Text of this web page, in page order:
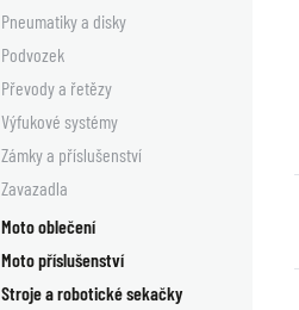
Pneumatiky a disky
Podvozek
Převody a řetězy
Výfukové systémy
Zámky a příslušenství
Zavazadla
Moto oblečení
Moto příslušenství
Stroje a robotické sekačky